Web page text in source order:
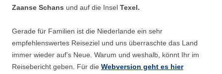
Zaanse Schans und auf die Insel Texel.
Gerade für Familien ist die Niederlande ein sehr
empfehlenswertes Reiseziel und uns überraschte das Land
immer wieder auf’s Neue. Warum und weshalb, könnt Ihr im
Reisebericht geben. Für die Webversion geht es hier